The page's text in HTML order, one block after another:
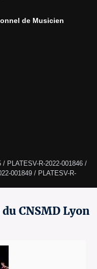
de Musicien
/ PLATESV-R-2022-001846 /
001849 / PLATESV-R-
CNSMD Lyon